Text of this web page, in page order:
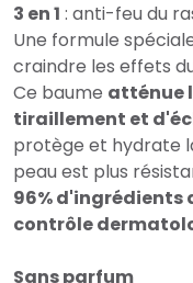
3 en 1 : anti-feu du
Une formule
craindre les effets
Ce baume atténue
tiraillement et
protège et hydrate
peau est plus
96% d'ingrédients
contrôle
Sans parfum